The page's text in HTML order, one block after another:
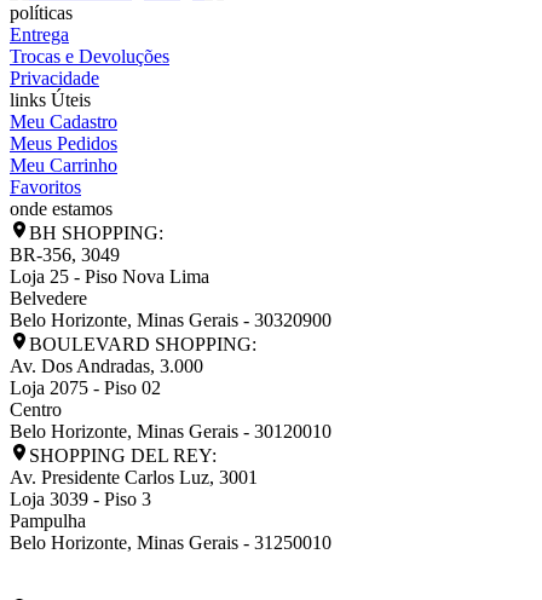
políticas
Entrega
Trocas e Devoluções
Privacidade
links Úteis
Meu Cadastro
Meus Pedidos
Meu Carrinho
Favoritos
onde estamos
BH SHOPPING:
BR-356, 3049
Loja 25 - Piso Nova Lima
Belvedere
Belo Horizonte, Minas Gerais - 30320900
BOULEVARD SHOPPING:
Av. Dos Andradas, 3.000
Loja 2075 - Piso 02
Centro
Belo Horizonte, Minas Gerais - 30120010
SHOPPING DEL REY:
Av. Presidente Carlos Luz, 3001
Loja 3039 - Piso 3
Pampulha
Belo Horizonte, Minas Gerais - 31250010